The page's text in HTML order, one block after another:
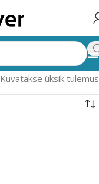
Kuvatakse üksik tulemus